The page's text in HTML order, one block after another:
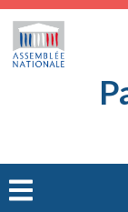
Cookies